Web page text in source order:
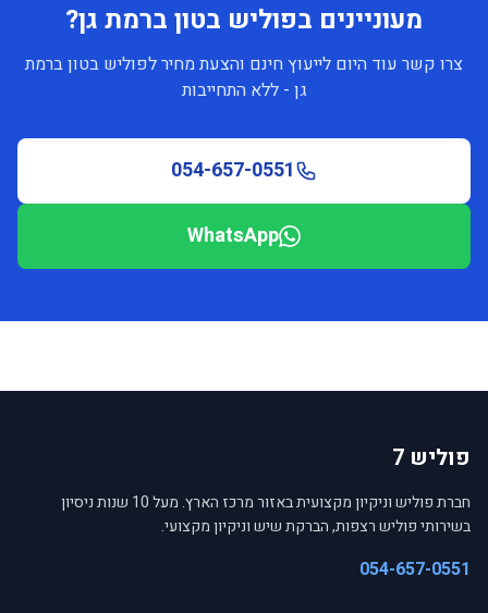
מעוניינים בפוליש בטון ברמת גן?
צרו קשר עוד היום לייעוץ חינם והצעת מחיר לפוליש בטון ברמת
גן - ללא התחייבות
054-657-0551
WhatsApp
פוליש 7
חברת פוליש וניקיון מקצועית באזור מרכז הארץ. מעל 10 שנות ניסיון
בשירותי פוליש רצפות, הברקת שיש וניקיון מקצועי.
054-657-0551